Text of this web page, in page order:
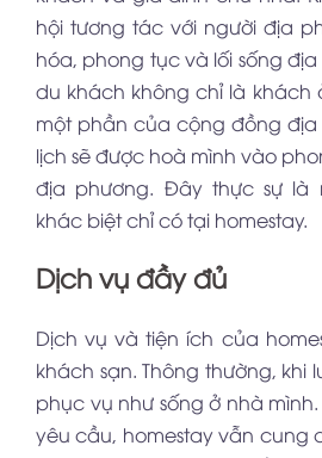
hội tương tác với người địa
hóa, phong tục và lối sống
du khách không chỉ là khách
một phần của cộng đồng
lịch sẽ được hoà mình vào
địa phương. Đây thực sự là
khác biệt chỉ có tại homestay.
Dịch vụ đầy đủ
Dịch vụ và tiện ích của
khách sạn. Thông thường, khi
phục vụ như sống ở nhà
yêu cầu, homestay vẫn cung